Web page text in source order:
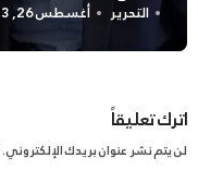
التحرير أغسطس 26, 2023
اترك تعليقاً
لن يتم نشر عنوان بريدك الإلكتروني.